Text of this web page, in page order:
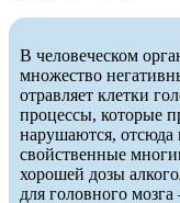
В человеческом
множество
отравляет клетки
процессы, которые
нарушаются, отсюда
свойственные
хорошей дозы
для головного